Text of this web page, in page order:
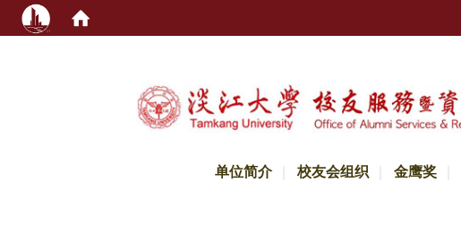
单位简介 校友会组织 金鹰奖